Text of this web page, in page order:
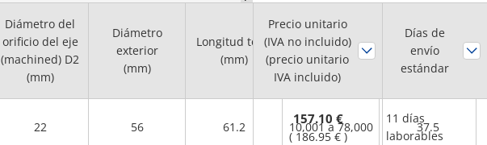
Diámetro del
orificio del eje
(machined) D2
(mm)
Diámetro
exterior
(mm)
Longitud total
(mm)
Rango máximo
del número de
rotaciones
(r/min.)
Par de torsión
normal
(Nm)
22 56 61.2 10,001 a 78,000 37.5
Precio unitario
(IVA no incluido)
(precio unitario
IVA incluido)
Días de
envío
estándar
157.10 €
( 186.95 € )
11 días
laborables